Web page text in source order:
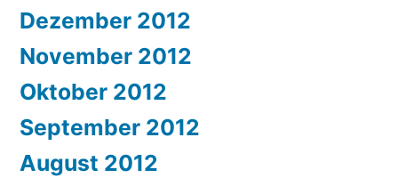
Dezember 2012
November 2012
Oktober 2012
September 2012
August 2012